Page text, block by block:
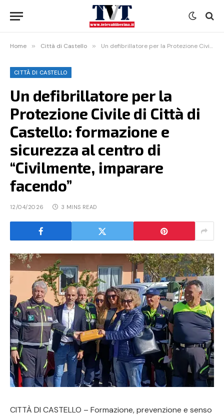
Home » Città di Castello » Un defibrillatore per la Protezione Civile di Città di Castello: formazione e sicurezza al centro di “Civilmente, imparare facendo”
CITTÀ DI CASTELLO
Un defibrillatore per la
Protezione Civile di Città di
Castello: formazione e
sicurezza al centro di
“Civilmente, imparare
facendo”
12/04/2026 3 MINS READ
CITTÀ DI CASTELLO – Formazione, prevenzione e senso